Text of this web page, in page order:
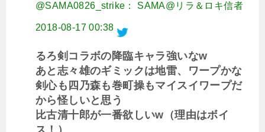
@SAMA0826_strike： SAMA@リラ＆ロキ信者
2018-08-17 00:38
るろ剣コラボの降臨キャラ強いなw
あと志々雄のギミックは地雷、ワープかな
剣心も四乃森も巻町操もマイスイワープだ
から怪しいと思う
比古清十郎が一番欲しいw（理由はボイ